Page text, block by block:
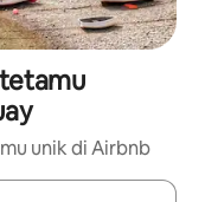
unik di Airbnb